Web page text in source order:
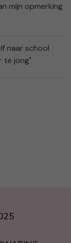
mijn opmerking
naar school
te jong"